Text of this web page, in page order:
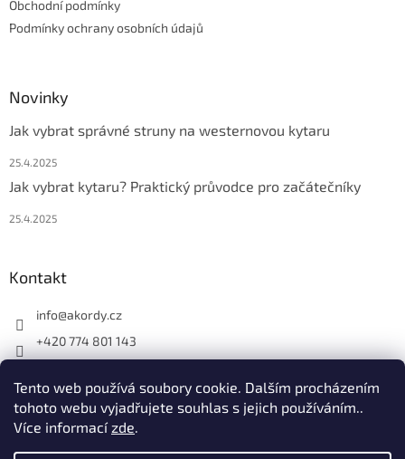
Tento web používá soubory cookie. Dalším procházením
tohoto webu vyjadřujete souhlas s jejich používáním..
Více informacízde.
Obchodní podmínky
Podmínky ochrany osobních údajů
Novinky
Jak vybrat správné struny na westernovou kytaru
25.4.2025
Jak vybrat kytaru? Praktický průvodce pro začátečníky
25.4.2025
Kontakt
info@akordy.cz
+420 774 801 143
akordy_cz